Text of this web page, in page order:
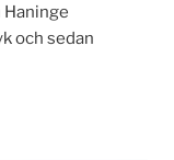
och sedan